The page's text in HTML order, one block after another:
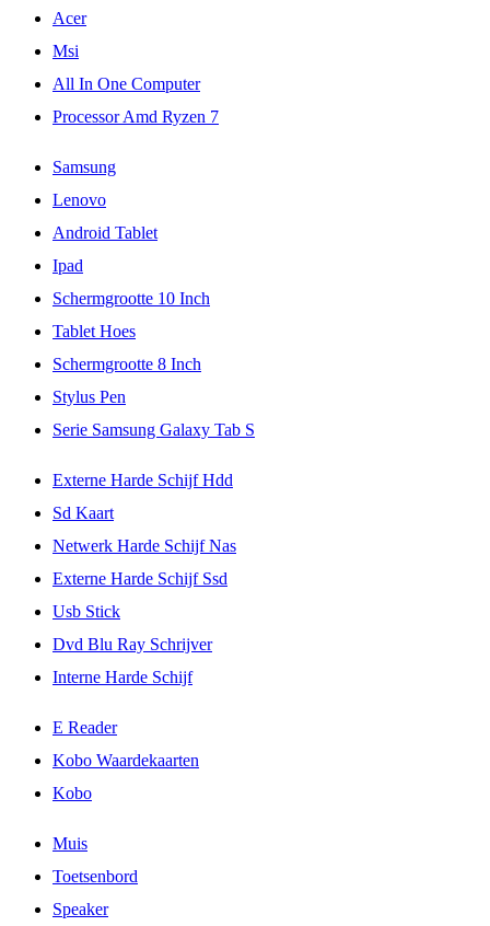
Acer
Msi
All In One Computer
Processor Amd Ryzen 7
Samsung
Lenovo
Android Tablet
Ipad
Schermgrootte 10 Inch
Tablet Hoes
Schermgrootte 8 Inch
Stylus Pen
Serie Samsung Galaxy Tab S
Externe Harde Schijf Hdd
Sd Kaart
Netwerk Harde Schijf Nas
Externe Harde Schijf Ssd
Usb Stick
Dvd Blu Ray Schrijver
Interne Harde Schijf
E Reader
Kobo Waardekaarten
Kobo
Muis
Toetsenbord
Speaker